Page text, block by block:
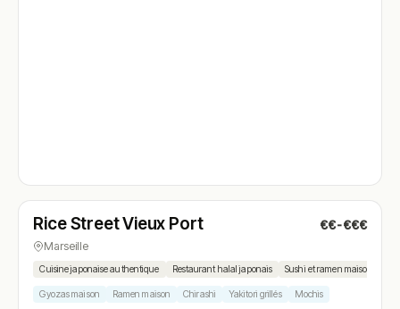
N° 4
Rice Street Vieux Port €€-€€€
Marseille
Cuisine japonaise authentique Restaurant halal japonais Sushi et ramen maison
Gyozas maison Ramen maison Chirashi Yakitori grillés Mochis